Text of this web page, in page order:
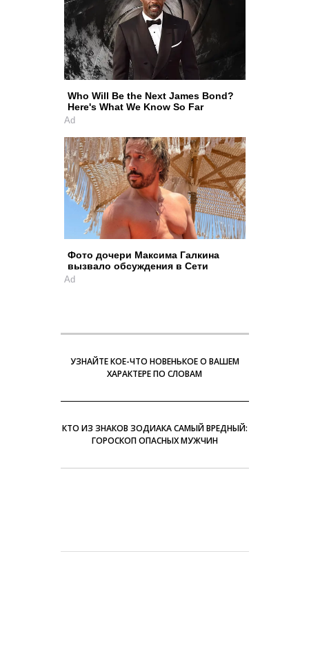
Who Will Be the Next James Bond?
Here's What We Know So Far
Ad
Фото дочери Максима Галкина
вызвало обсуждения в Сети
Ad
УЗНАЙТЕ КОЕ-ЧТО НОВЕНЬКОЕ О ВАШЕМ
ХАРАКТЕРЕ ПО СЛОВАМ
КТО ИЗ ЗНАКОВ ЗОДИАКА САМЫЙ ВРЕДНЫЙ:
ГОРОСКОП ОПАСНЫХ МУЖЧИН